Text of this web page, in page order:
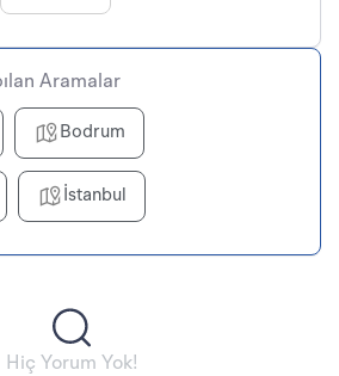
Aramalar
Bodrum
İstanbul
Hiç Yorum Yok!